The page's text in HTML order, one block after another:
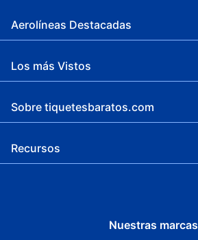
Aerolíneas Destacadas
Los más Vistos
Sobre tiquetesbaratos.com
Recursos
Nuestras marcas